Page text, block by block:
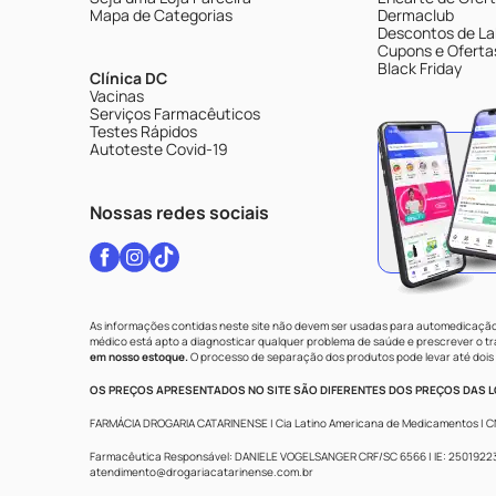
Mapa de Categorias
Clínica DC
Vacinas
Serviços Farmacêuticos
Testes Rápidos
Autoteste Covid-19
Nossas redes sociais
Dermaclub
Descontos de
Cupons e
Black Friday
As informações contidas neste site não devem ser usadas para
médico está apto a diagnosticar qualquer problema de saúde e prescrever o
em nosso estoque.O processo de separação dos produtos pode levar até
OS PREÇOS APRESENTADOS NO SITE SÃO DIFERENTES DOS PREÇOS DAS
FARMÁCIA DROGARIA CATARINENSE | Cia Latino Americana de
Farmacêutica Responsável: DANIELE VOGELSANGER CRF/SC 6566 | IE:
atendimento@drogariacatarinense.com.br